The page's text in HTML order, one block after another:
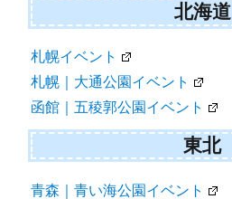
北海道
札幌イベント
札幌｜大通公園イベント
函館｜五稜郭公園イベント
東北
青森｜青い海公園イベント